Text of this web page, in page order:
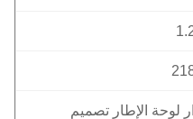
لوحة الإطار تصميم